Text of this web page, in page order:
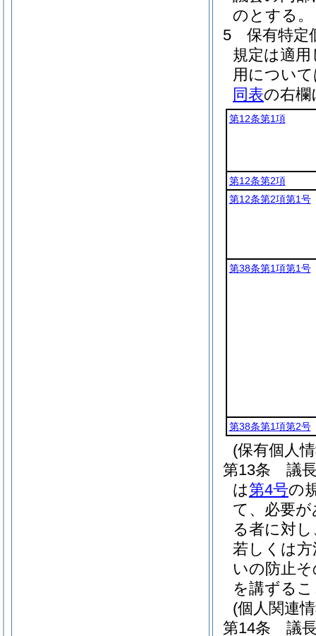
のとする。
5
保有特定
規定は適
用につい
同表の右欄
第12条第1項
第12条第2項
第12条第2項第1号
第38条第1項第1号
第38条第1項第2号
(保有個人
第13条
議
は第4号の
て、必要
る者に対
若しくは
いの防止
を講ずる
(個人関連
第14条
議